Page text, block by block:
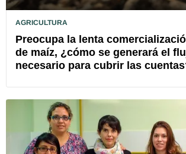
AGRICULTURA
Preocupa la lenta
de maíz, ¿cómo se generará el
necesario para cubrir las